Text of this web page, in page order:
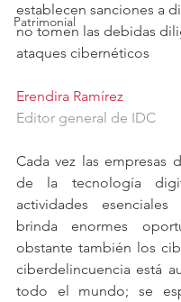
Patrimonial
establecen sanciones a
no tomen las debidas
ataques cibernéticos
Erendira Ramírez
Editor general de IDC
Cada vez las empresas
de la tecnología
actividades
brinda enormes
obstante también los
ciberdelincuencia está
todo el mundo; se